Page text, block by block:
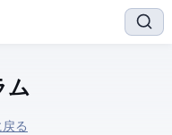
ム
る